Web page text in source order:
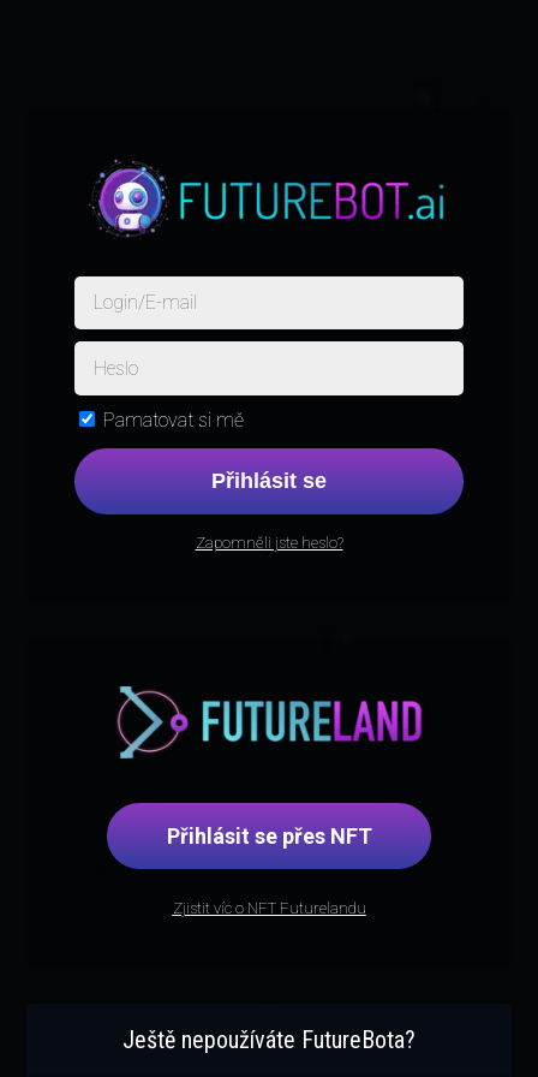
Pamatovat si mě
Přihlásit se
Zapomněli jste heslo?
Přihlásit se přes NFT
Zjistit víc o NFT Futurelandu
Ještě nepoužíváte FutureBota?